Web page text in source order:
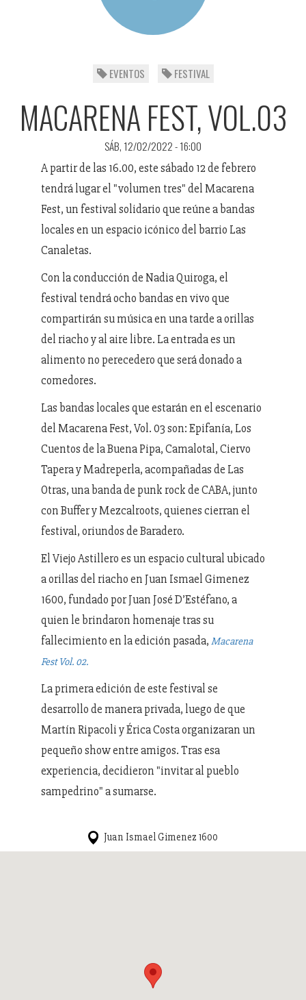
EVENTOS FESTIVAL
MACARENA FEST, VOL.03
SÁB, 12/02/2022 - 16:00
A partir de las 16.00, este sábado 12 de febrero
tendrá lugar el "volumen tres" del Macarena
Fest, un festival solidario que reúne a bandas
locales en un espacio icónico del barrio Las
Canaletas.
Con la conducción de Nadia Quiroga, el
festival tendrá ocho bandas en vivo que
compartirán su música en una tarde a orillas
del riacho y al aire libre. La entrada es un
alimento no perecedero que será donado a
comedores.
Las bandas locales que estarán en el escenario
del Macarena Fest, Vol. 03 son: Epifanía, Los
Cuentos de la Buena Pipa, Camalotal, Ciervo
Tapera y Madreperla, acompañadas de Las
Otras, una banda de punk rock de CABA, junto
con Buffer y Mezcalroots, quienes cierran el
festival, oriundos de Baradero.
El Viejo Astillero es un espacio cultural ubicado
a orillas del riacho en Juan Ismael Gimenez
1600, fundado por Juan José D’Estéfano, a
quien le brindaron homenaje tras su
fallecimiento en la edición pasada, Macarena
Fest Vol. 02.
La primera edición de este festival se
desarrollo de manera privada, luego de que
Martín Ripacoli y Érica Costa organizaran un
pequeño show entre amigos. Tras esa
experiencia, decidieron "invitar al pueblo
sampedrino" a sumarse.
Juan Ismael Gimenez 1600